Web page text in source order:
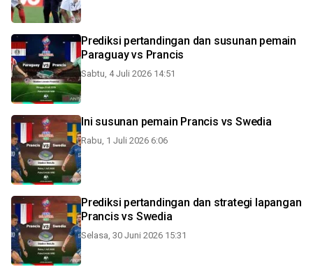
Prediksi pertandingan dan susunan pemain
Paraguay vs Prancis
Sabtu, 4 Juli 2026 14:51
Ini susunan pemain Prancis vs Swedia
Rabu, 1 Juli 2026 6:06
Prediksi pertandingan dan strategi lapangan
Prancis vs Swedia
Selasa, 30 Juni 2026 15:31